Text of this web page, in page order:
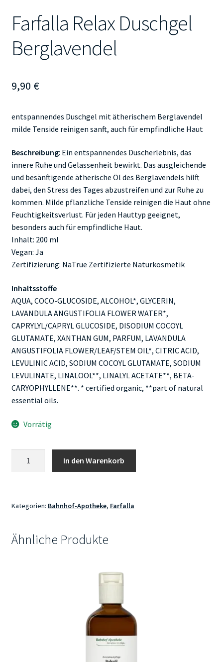
Farfalla Relax Duschgel
Berglavendel
9,90 €
entspannendes Duschgel mit ätherischem Berglavendel
milde Tenside reinigen sanft, auch für empfindliche Haut
Beschreibung: Ein entspannendes Duscherlebnis, das
innere Ruhe und Gelassenheit bewirkt. Das ausgleichende
und besänftigende ätherische Öl des Berglavendels hilft
dabei, den Stress des Tages abzustreifen und zur Ruhe zu
kommen. Milde pflanzliche Tenside reinigen die Haut ohne
Feuchtigkeitsverlust. Für jeden Hauttyp geeignet,
besonders auch für empfindliche Haut.
Inhalt: 200 ml
Vegan: Ja
Zertifizierung: NaTrue Zertifizierte Naturkosmetik
Inhaltsstoffe
AQUA, COCO-GLUCOSIDE, ALCOHOL*, GLYCERIN,
LAVANDULA ANGUSTIFOLIA FLOWER WATER*,
CAPRYLYL/CAPRYL GLUCOSIDE, DISODIUM COCOYL
GLUTAMATE, XANTHAN GUM, PARFUM, LAVANDULA
ANGUSTIFOLIA FLOWER/LEAF/STEM OIL*, CITRIC ACID,
LEVULINIC ACID, SODIUM COCOYL GLUTAMATE, SODIUM
LEVULINATE, LINALOOL**, LINALYL ACETATE**, BETA-
CARYOPHYLLENE**. * certified organic, **part of natural
essential oils.
Vorrätig
Menge
In den Warenkorb
Kategorien: Bahnhof-Apotheke, Farfalla
Ähnliche Produkte